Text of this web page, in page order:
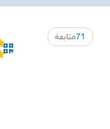
71متابعة